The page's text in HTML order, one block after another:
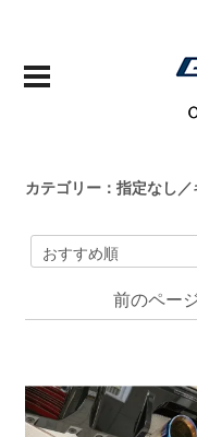
カテゴリー：指定なし
前のペー